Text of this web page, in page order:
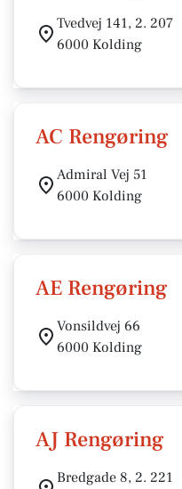
Tvedvej 141, 2. 207
6000 Kolding
AC Rengøring
Admiral Vej 51
6000 Kolding
AE Rengøring
Vonsildvej 66
6000 Kolding
AJ Rengøring
Bredgade 8, 2. 221